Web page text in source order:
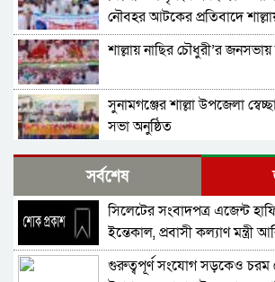
নৌবহর আটকের প্রতিবাদে
শাল্লায় নাছির চৌধুরী’র
সুনামগঞ্জের শাল্লা উপজেলা
সভা অনুষ্ঠিত
দিরাইয়ে মাওলানা মুশতাক
প্রতিবাদে বিক্ষোভ মিছিল ও
শাল্লায় স্বেচ্চায় রক্তদানের
মানবিক নেটওয়ার্ক
শাল্লায় বিএনপির
সর্বশেষ
সিলেটের সংবাদপত্র এজেন্ট
ইন্তেকাল, প্রবাসী কল্যাণ
শোক
গুরুত্বপূর্ণ সংযোগ সড়কেও চরম